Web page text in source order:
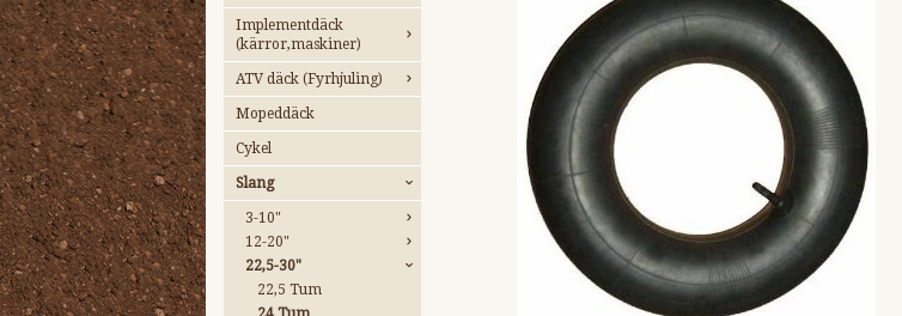
Implementdäck
(kärror,maskiner)
ATV däck (Fyrhjuling)
Mopeddäck
Cykel
Slang
3-10"
12-20"
22,5-30"
22,5 Tum